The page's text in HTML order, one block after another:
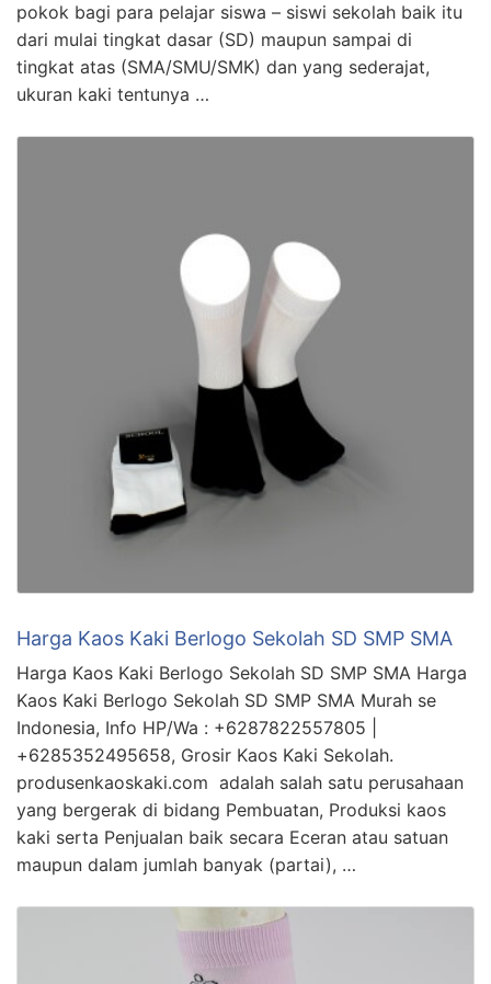
pokok bagi para pelajar siswa – siswi sekolah baik itu
dari mulai tingkat dasar (SD) maupun sampai di
tingkat atas (SMA/SMU/SMK) dan yang sederajat,
ukuran kaki tentunya …
Harga Kaos Kaki Berlogo Sekolah SD SMP SMA
Harga Kaos Kaki Berlogo Sekolah SD SMP SMA Harga
Kaos Kaki Berlogo Sekolah SD SMP SMA Murah se
Indonesia, Info HP/Wa : +6287822557805 |
+6285352495658, Grosir Kaos Kaki Sekolah.
produsenkaoskaki.com adalah salah satu perusahaan
yang bergerak di bidang Pembuatan, Produksi kaos
kaki serta Penjualan baik secara Eceran atau satuan
maupun dalam jumlah banyak (partai), …